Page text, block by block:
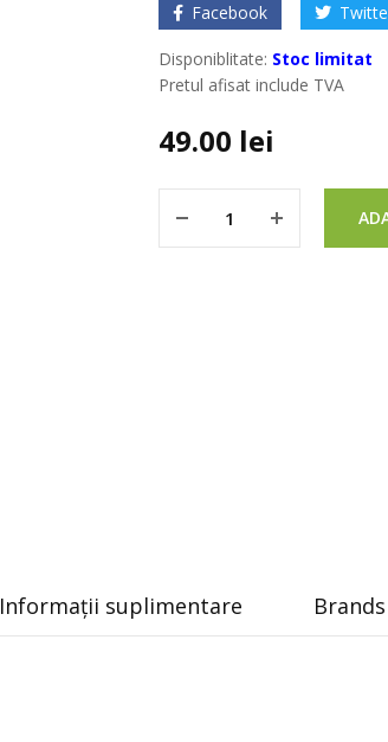
Facebook
Disponiblitate: Stoc limitat
Pretul afisat include TVA
49.00 lei
Informații suplimentare